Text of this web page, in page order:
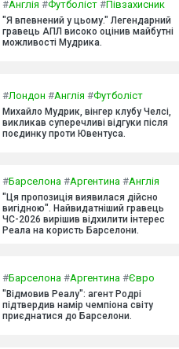
#Англія #Футболіст #Півзахисник
"Я впевнений у цьому." Легендарний
гравець АПЛ високо оцінив майбутні
можливості Мудрика.
#Лондон #Англія #Футболіст
Михайло Мудрик, вінгер клубу Челсі,
викликав суперечливі відгуки після
поєдинку проти Ювентуса.
#Барселона #Аргентина #Англія
"Ця пропозиція виявилася дійсно
вигідною". Найвидатніший гравець
ЧС-2026 вирішив відхилити інтерес
Реала на користь Барселони.
#Барселона #Аргентина #Євро
"Відмовив Реалу": агент Родрі
підтвердив намір чемпіона світу
приєднатися до Барселони.